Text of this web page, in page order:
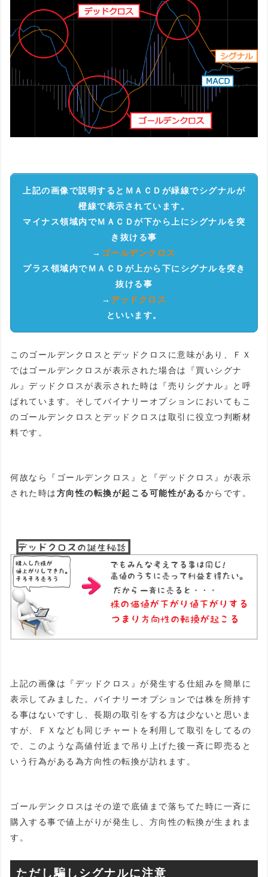
上記の画像で説明するとＭＡＣＤが緑線でシグナルが
橙線で表示されています。
マイナス領域内でＭＡＣＤが下から上にシグナルを突
き抜ける事
→ ゴールデンクロス
プラス領域内でＭＡＣＤが上から下にシグナルを突き
抜ける事
→デッドクロス
といいます。
このゴールデンクロスとデッドクロスに意味があり、ＦＸ
ではゴールデンクロスが表示された場合は『買いシグナ
ル』デッドクロスが表示された時は『売りシグナル』と呼
ばれています。そしてバイナリーオプションにおいてもこ
のゴールデンクロスとデッドクロスは取引に役立つ判断材
料です。
何故なら『ゴールデンクロス』と『デッドクロス』が表示
された時は方向性の転換が起こる可能性があるからです。
上記の画像は『デッドクロス』が発生する仕組みを簡単に
表示してみました。バイナリーオプションでは株を所持す
る事はないですし、長期の取引をする方は少ないと思いま
すが、ＦＸなども同じチャートを利用して取引をしてるの
で、このような高値付近まで吊り上げた後一斉に即売ると
いう行為がある為方向性の転換が訪れます。
ゴールデンクロスはその逆で底値まで落ちてた時に一斉に
購入する事で値上がりが発生し、方向性の転換が生まれま
す。
ただし騙しシグナルに注意